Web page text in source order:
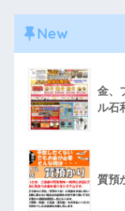
New
金、
ル石
質預